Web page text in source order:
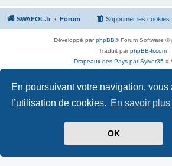
En poursuivant votre navigation, vous
l’utilisation de cookies. En savoir plus
OK
SWAFOL.fr Forum Supprimer les cookies
Développé parphpBB® Forum Software ©
Traduit parphpBB-fr.com
Drapeaux des Pays par Sylver35 »